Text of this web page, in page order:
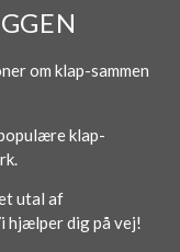
om klap-sammen
klap-
utal af
hjælper dig på vej!